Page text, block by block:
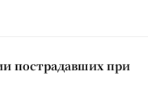
пострадавших при